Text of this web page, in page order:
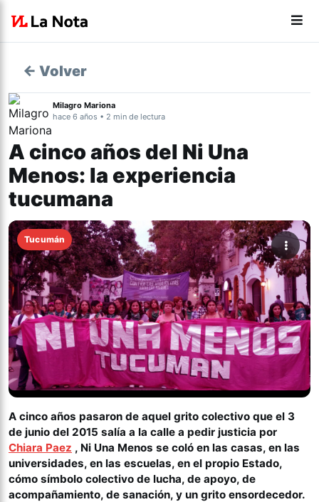
← Volver
Milagro Mariona
hace 6 años • 2 min de lectura
A cinco años del Ni Una
Menos: la experiencia
tucumana
Tucumán
A cinco años pasaron de aquel grito colectivo que el 3
de junio del 2015 salía a la calle a pedir justicia por
Chiara Paez , Ni Una Menos se coló en las casas, en las
universidades, en las escuelas, en el propio Estado,
cómo símbolo colectivo de lucha, de apoyo, de
acompañamiento, de sanación, y un grito ensordecedor.